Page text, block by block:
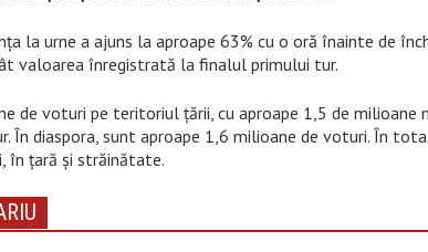
la urne a ajuns la aproape 63% cu o oră înainte de
valoarea înregistrată la finalul primului tur.
de voturi pe teritoriul țării, cu aproape 1,5 de milioane
În diaspora, sunt aproape 1,6 milioane de voturi. În
în țară și străinătate.